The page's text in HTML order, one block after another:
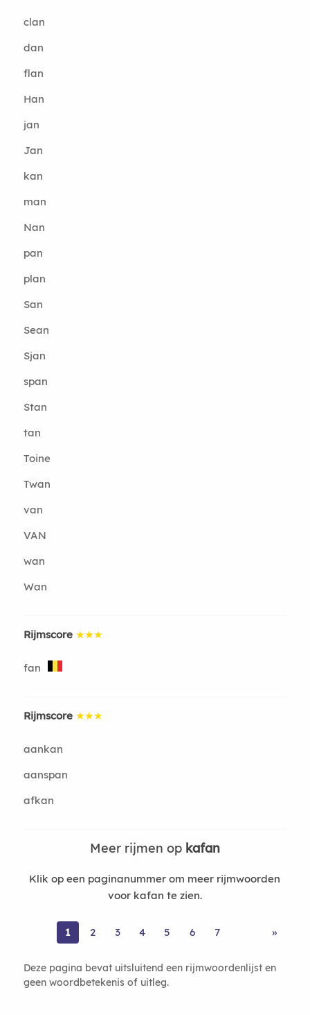
clan
dan
flan
Han
jan
Jan
kan
man
Nan
pan
plan
San
Sean
Sjan
span
Stan
tan
Toine
Twan
van
VAN
wan
Wan
Rijmscore ★★★
fan
Rijmscore ★★★
aankan
aanspan
afkan
Meer rijmen op kafan
Klik op een paginanummer om meer rijmwoorden
voor kafan te zien.
1 2 3 4 5 6 7 »
Deze pagina bevat uitsluitend een rijmwoordenlijst en
geen woordbetekenis of uitleg.